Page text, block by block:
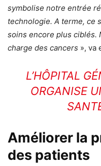
symbolise notre entrée
technologie. A terme, ce
soins encore plus ciblés.
charge des cancers », va
L’HÔPITAL
ORGANISE
Améliorer la
des patients